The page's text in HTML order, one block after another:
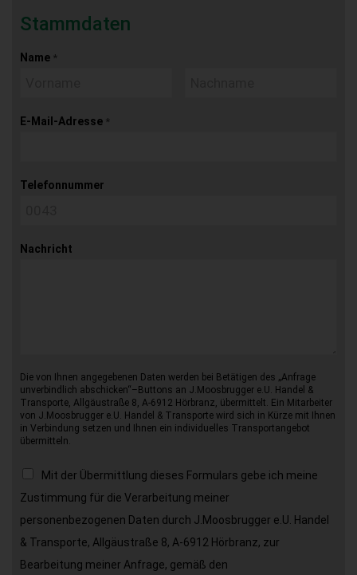
Stammdaten
Name *
E-Mail-Adresse *
Telefonnummer
Nachricht
Die von Ihnen angegebenen Daten werden bei Betätigen des „Anfrage
unverbindlich abschicken“–Buttons an J.Moosbrugger e.U. Handel &
Transporte, Allgäustraße 8, A-6912 Hörbranz, übermittelt. Ein Mitarbeiter
von J.Moosbrugger e.U. Handel & Transporte wird sich in Kürze mit Ihnen
in Verbindung setzen und Ihnen ein individuelles Transportangebot
übermitteln.
Mit der Übermittlung dieses Formulars gebe ich meine
Zustimmung für die Verarbeitung meiner
personenbezogenen Daten durch J.Moosbrugger e.U. Handel
& Transporte, Allgäustraße 8, A-6912 Hörbranz, zur
Bearbeitung meiner Anfrage, gemäß den